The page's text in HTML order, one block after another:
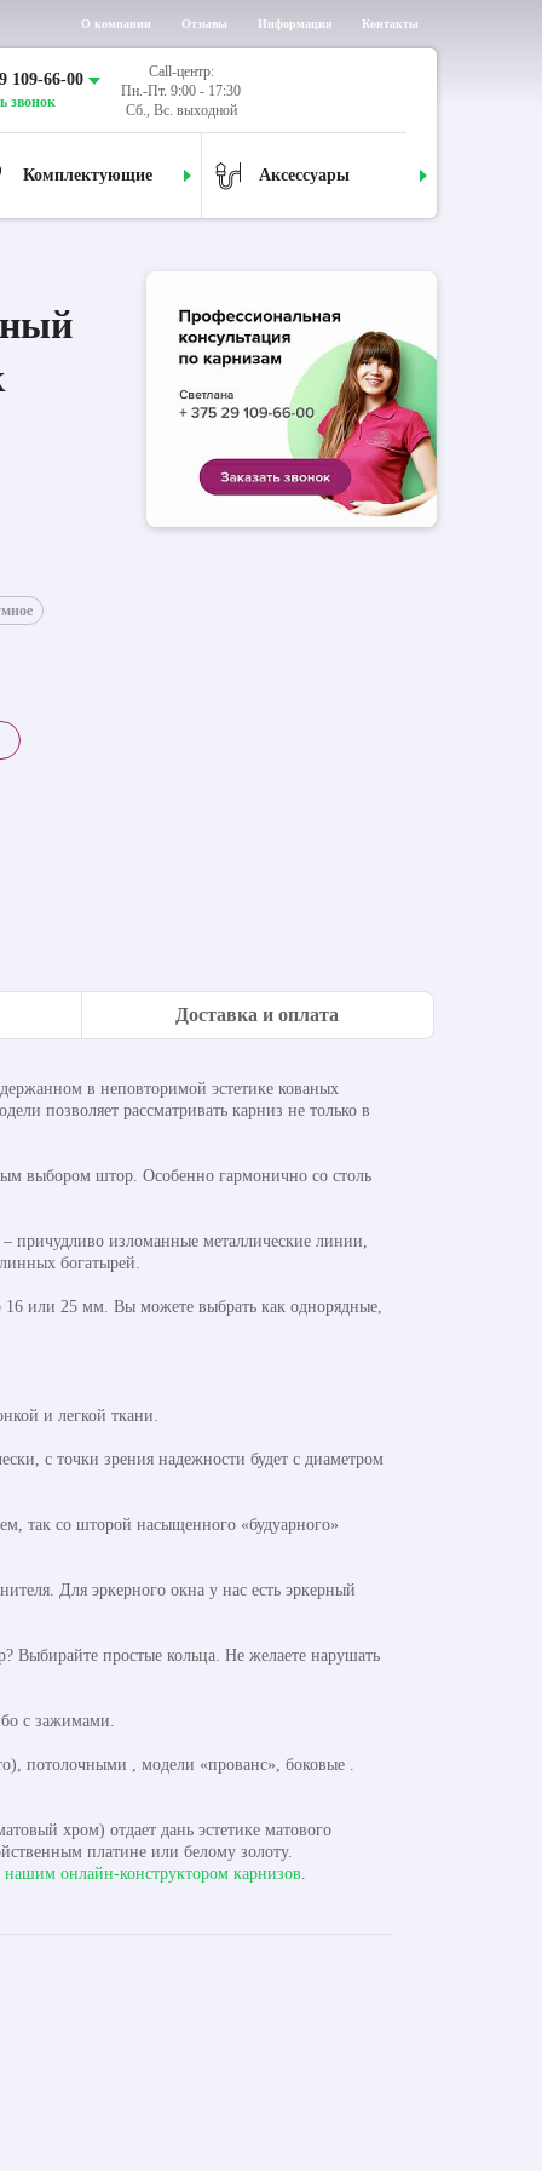
О компании Отзывы Информация Контакты
109-66-00
звонок
Call-центр:
Пн.-Пт. 9:00 - 17:30
Сб., Вс. выходной
Комплектующие Аксессуары
Доставка и оплата
в неповторимой эстетике кованых
позволяет рассматривать карниз не только в
выбором штор. Особенно гармонично со столь
причудливо изломанные металлические линии,
богатырей.
16 или 25 мм. Вы можете выбрать как однорядные,
и легкой ткани.
с точки зрения надежности будет с диаметром
так со шторой насыщенного «будуарного»
Для эркерного окна у нас есть эркерный
Выбирайте простые кольца. Не желаете нарушать
с зажимами.
потолочными , модели «прованс», боковые .
хром) отдает дань эстетике матового
платине или белому золоту.
нашим онлайн-конструктором карнизов.